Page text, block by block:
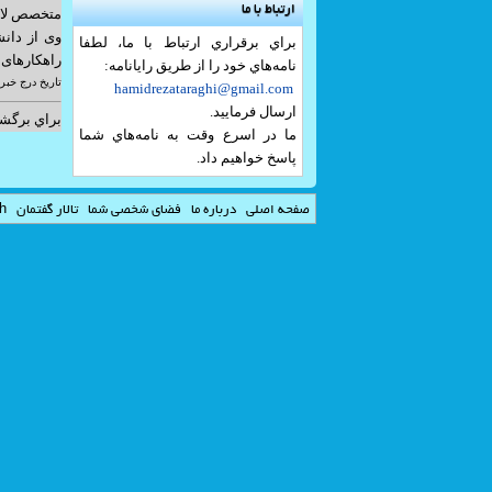
ارتباط با ما
براي برقراري ارتباط با ما، لطفا
نامه‌هاي خود را از طريق رايانامه:
hamidrezataraghi@gmail.com
ارسال فرماييد.
ما در اسرع وقت به نامه‌هاي شما
پاسخ خواهيم داد.
متخصص
وی از
تاريخ درج خبر: 1404/02/
براي
صفحه اصلي درباره ما فضاي شخصي شما تالار گفتمان